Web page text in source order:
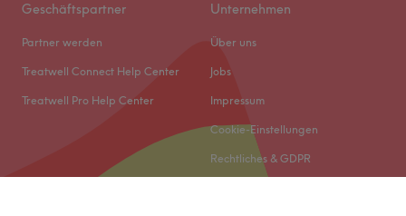
Geschäftspartner
Partner werden
Treatwell Connect Help Center
Treatwell Pro Help Center
Unternehmen
Über uns
Jobs
Impressum
Cookie-Einstellungen
Rechtliches & GDPR